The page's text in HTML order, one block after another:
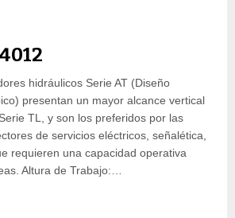
hidráulicos Serie AT (Diseño
presentan un mayor alcance vertical
TL, y son los preferidos por las
de servicios eléctricos, señalética,
requieren una capacidad operativa
Altura de Trabajo:…